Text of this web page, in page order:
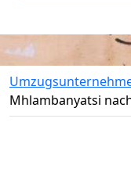
Mhlambanyatsi